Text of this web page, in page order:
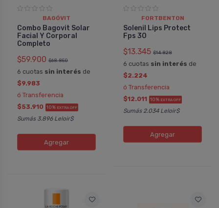
BAGÓVIT
Combo Bagovit Solar
Facial Y Corporal
Completo
$59.900 $68.850
6 cuotas sin interés de
$9.983
ó Transferencia
$53.910 10% EXTRA OFF
Sumás 3.896 Leloir$
Agregar
FORTBENTON
Solenil Lips Protect
Fps 30
$13.345 $14.828
6 cuotas sin interés de
$2.224
ó Transferencia
$12.011 10% EXTRA OFF
Sumás 2.034 Leloir$
Agregar